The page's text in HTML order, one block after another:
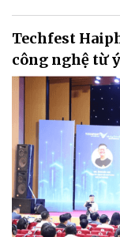
Techfest
công nghệ từ